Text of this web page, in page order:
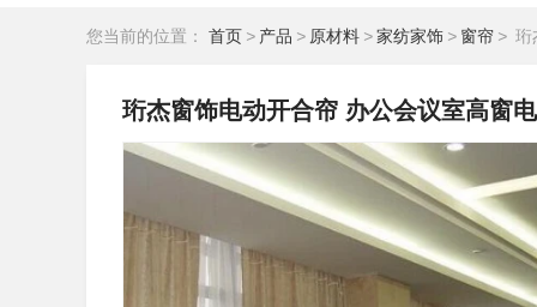
您当前的位置： 首页 > 产品 > 原材料 >家纺家饰 > 窗帘 > 珩
珩杰窗饰电动开合帘 办公会议室高窗